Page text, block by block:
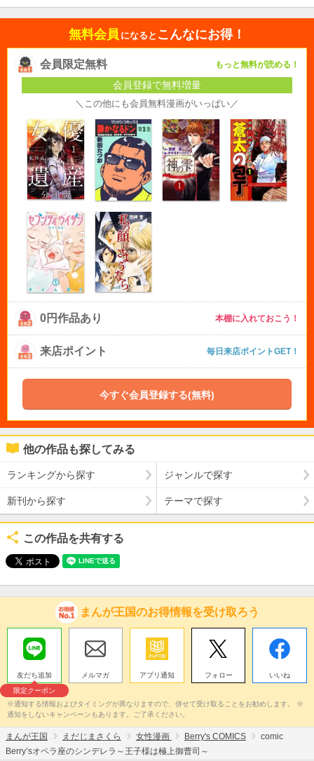
無料会員 になると こんなにお得！
会員限定無料 もっと無料が読める！
会員登録で無料増量
＼この他にも会員無料漫画がいっぱい／
0円作品あり 本棚に入れておこう！
来店ポイント 毎日来店ポイントGET！
今すぐ会員登録する(無料)
他の作品も探してみる
ランキングから探す ジャンルで探す
新刊から探す テーマで探す
この作品を共有する
まんが王国のお得情報を受け取ろう
友だち追加
限定クーポン
メルマガ アプリ通知 フォロー いいね
※通知する情報およびタイミングが異なりますので、併せて受け取ることをお勧めします。 ※
通知をしないキャンペーンもあります。ご了承ください。
まんが王国 えだじまさくら 女性漫画 Berry's COMICS
comic
Berry’sオペラ座のシンデレラ～王子様は極上御曹司～